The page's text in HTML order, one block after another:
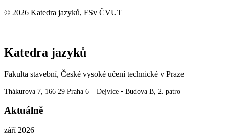
© 2026 Katedra jazyků, FSv ČVUT
Katedra jazyků
Fakulta stavební, České vysoké učení technické v Praze
Thákurova 7, 166 29 Praha 6 – Dejvice • Budova B, 2. patro
Aktuálně
září 2026